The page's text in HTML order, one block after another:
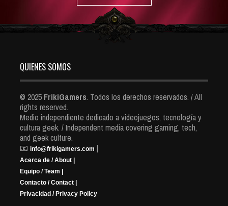
QUIENES SOMOS
© 2025 FrikiGamers. Todos los derechos reservados. / All
rights reserved.
Medio independiente dedicado a videojuegos, tecnología y
cultura geek. / Independent media covering gaming, tech,
and geek culture.
📧 info@frikigamers.com |
Acerca de / About |
Equipo / Team |
Contacto / Contact |
Privacidad / Privacy Policy